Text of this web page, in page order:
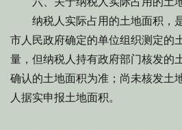
纳税人实际占用的土地面积，
市人民政府确定的单位组织测定的
量，但纳税人持有政府部门核发的
确认的土地面积为准；尚未核发土
人据实申报土地面积。